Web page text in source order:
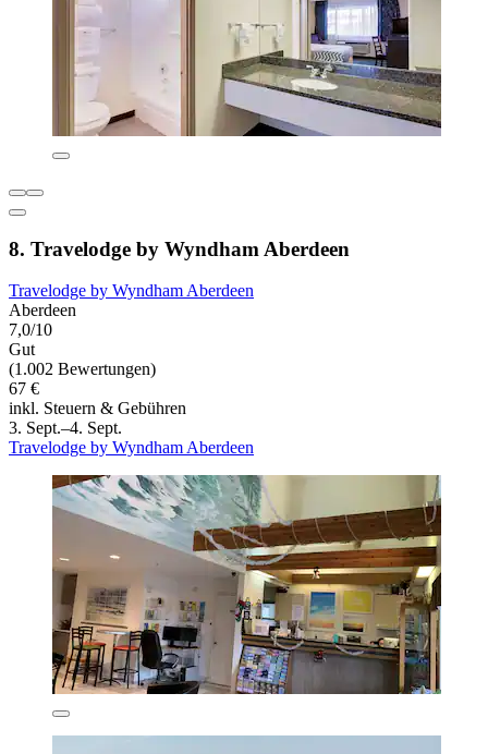
8. Travelodge by Wyndham Aberdeen
Travelodge by Wyndham Aberdeen
Aberdeen
7,0/10
Gut
(1.002 Bewertungen)
67 €
inkl. Steuern & Gebühren
3. Sept.–4. Sept.
Travelodge by Wyndham Aberdeen